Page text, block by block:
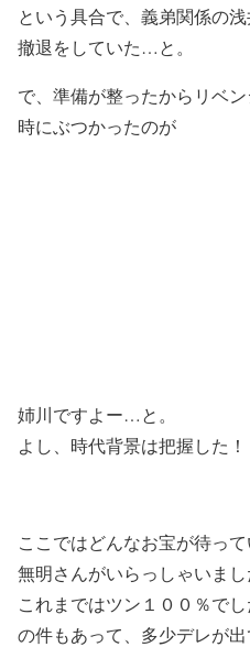
という具合で、義弟関係の
撤退をしていた…と。
で、準備が整ったからリベ
時にぶつかったのが
姉川ですよー…と。
よし、時代背景は把握した！
ここではどんなお宝が待っ
無明さんがいらっしゃいまし
これまではツン１００％で
の件もあって、多少デレが出